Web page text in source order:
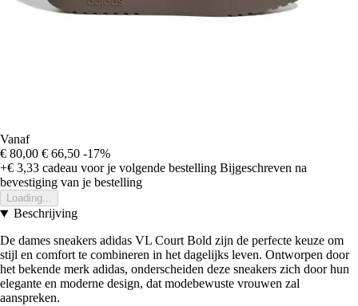
Vanaf
€ 80,00 € 66,50 -17%
+€ 3,33 cadeau voor je volgende bestelling Bijgeschreven na
bevestiging van je bestelling
Loading...
Beschrijving
De dames sneakers adidas VL Court Bold zijn de perfecte keuze om
stijl en comfort te combineren in het dagelijks leven. Ontworpen door
het bekende merk adidas, onderscheiden deze sneakers zich door hun
elegante en moderne design, dat modebewuste vrouwen zal
aanspreken.